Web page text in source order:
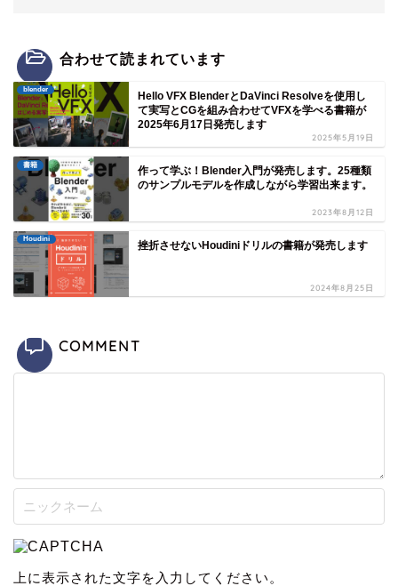
合わせて読まれています
blender
Hello VFX BlenderとDaVinci Resolveを使用し
て実写とCGを組み合わせてVFXを学べる書籍が
2025年6月17日発売します
2025年5月19日
書籍
作って学ぶ！Blender入門が発売します。25種類
のサンプルモデルを作成しながら学習出来ます。
2023年8月12日
Houdini
挫折させないHoudiniドリルの書籍が発売します
2024年8月25日
COMMENT
上に表示された文字を入力してください。